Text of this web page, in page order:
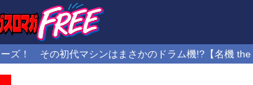
ズ！ その初代マシンはまさかのドラム機!?【名機 the